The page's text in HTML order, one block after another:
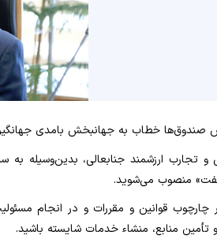
خطاب به جهانبخش بامدی
تجارب ارزشمند جنابعالی، بدین‌وسیله
منصوب می‌شوید.
چارچوب قوانین و مقررات و در انجام
تأمین منابع، منشاء خدمات شایسته باشید.